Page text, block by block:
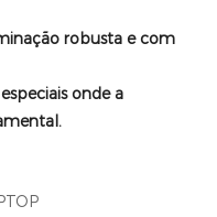
robusta e com
onde a